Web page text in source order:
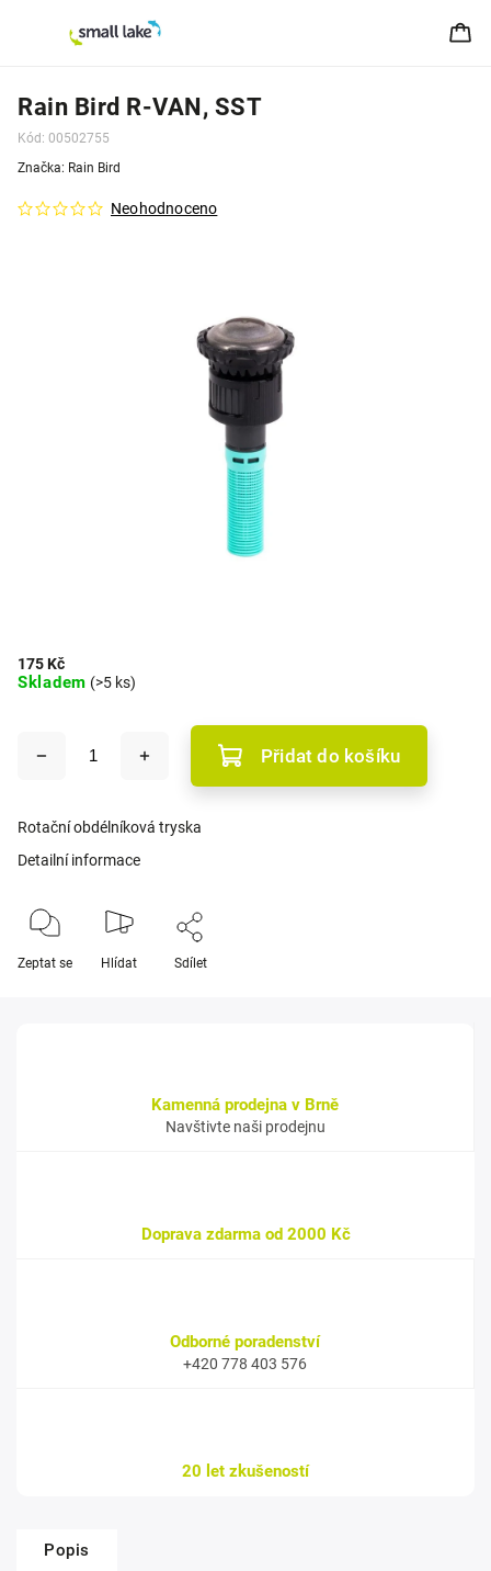
Rain Bird R-VAN, SST
Kód: 00502755
Neohodnoceno
Značka: Rain Bird
175 Kč
Skladem (>5 ks)
Přidat do košíku
Rotační obdélníková tryska
Detailní informace
Zeptat se Hlídat Sdílet
Kamenná prodejna v Brně
Navštivte naši prodejnu
Doprava zdarma od 2000 Kč
Odborné poradenství
+420 778 403 576
20 let zkušeností
Popis